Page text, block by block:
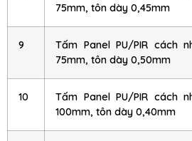
75mm, tôn dày 0,45mm
9
Tấm Panel PU/PIR cách
75mm, tôn dày 0,50mm
10
Tấm Panel PU/PIR cách
100mm, tôn dày 0,40mm